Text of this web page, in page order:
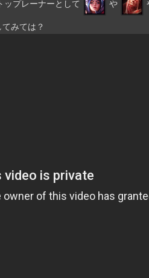
プレーナーとして
や
みては？